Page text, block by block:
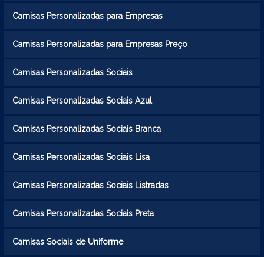
Camisas Personalizadas para Empresas
Camisas Personalizadas para Empresas Preço
Camisas Personalizadas Sociais
Camisas Personalizadas Sociais Azul
Camisas Personalizadas Sociais Branca
Camisas Personalizadas Sociais Lisa
Camisas Personalizadas Sociais Listradas
Camisas Personalizadas Sociais Preta
Camisas Sociais de Uniforme